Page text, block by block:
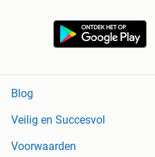
Blog
Veilig en Succesvol
Voorwaarden